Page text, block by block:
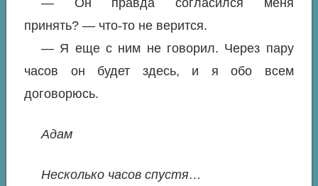
— Он правда согласился меня
принять? — что-то не верится.
— Я еще с ним не говорил. Через пару
часов он будет здесь, и я обо всем
договорюсь.
Адам
Несколько часов спустя…